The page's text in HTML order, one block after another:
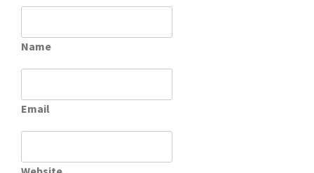
Name
Email